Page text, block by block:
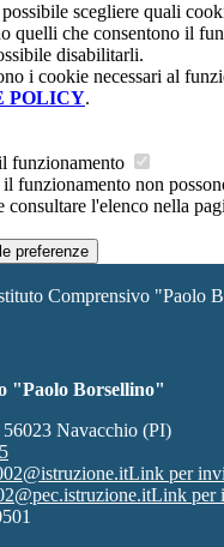
scegliere quali
quelli che consentono il
disabilitarli.
i cookie necessari al
POLICY.
funzionamento
funzionamento non
consultare l'elenco nella
preferenze
Comprensivo "Paolo
"Paolo Borsellino"
56023 Navacchio (PI)
Link per
Link per